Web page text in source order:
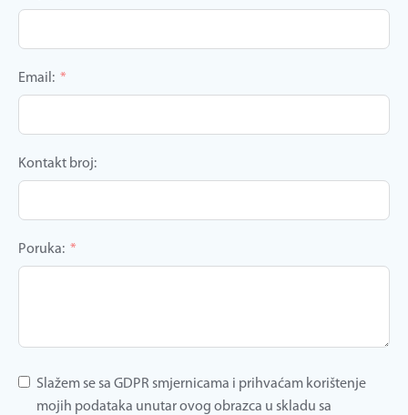
Email:
Kontakt broj:
Poruka:
Slažem se sa GDPR smjernicama i prihvaćam korištenje
mojih podataka unutar ovog obrazca u skladu sa